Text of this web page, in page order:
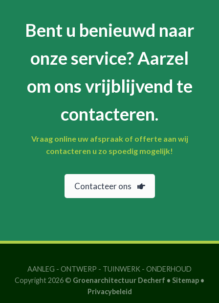
Bent u benieuwd naar
onze service? Aarzel
om ons vrijblijvend te
contacteren.
Vraag online uw afspraak of offerte aan wij
contacteren u zo spoedig mogelijk!
Contacteer ons
AANLEG - ONTWERP - TUINWERK - ONDERHOUD
Copyright 2026 © Groenarchitectuur Decherf • Sitemap •
Privacybeleid